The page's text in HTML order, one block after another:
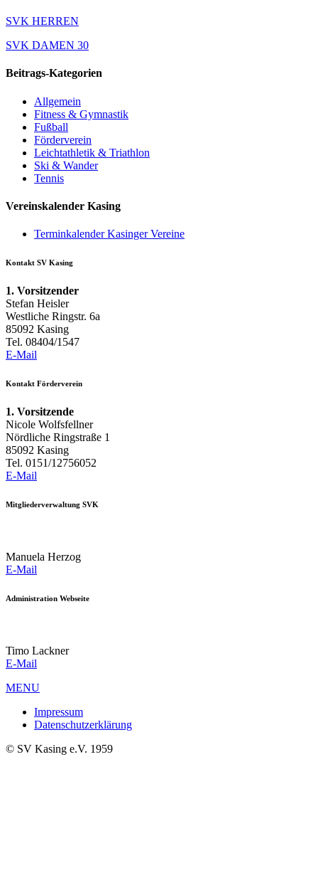
SVK HERREN
SVK DAMEN 30
Beitrags-Kategorien
Allgemein
Fitness & Gymnastik
Fußball
Förderverein
Leichtathletik & Triathlon
Ski & Wander
Tennis
Vereinskalender Kasing
Terminkalender Kasinger Vereine
Kontakt SV Kasing
1. Vorsitzender
Stefan Heisler
Westliche Ringstr. 6a
85092 Kasing
Tel. 08404/1547
E-Mail
Kontakt Förderverein
1. Vorsitzende
Nicole Wolfsfellner
Nördliche Ringstraße 1
85092 Kasing
Tel. 0151/12756052
E-Mail
Mitgliederverwaltung SVK
Manuela Herzog
E-Mail
Administration Webseite
Timo Lackner
E-Mail
MENU
Impressum
Datenschutzerklärung
© SV Kasing e.V. 1959